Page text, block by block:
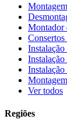
Montador
Ver todos
Regiões